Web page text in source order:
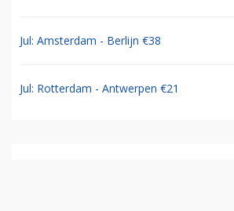
Jul: Amsterdam - Berlijn €38
Jul: Rotterdam - Antwerpen €21